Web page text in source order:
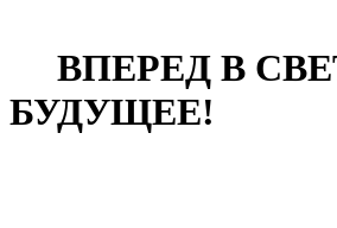
ВПЕРЕД В
БУДУЩЕЕ!